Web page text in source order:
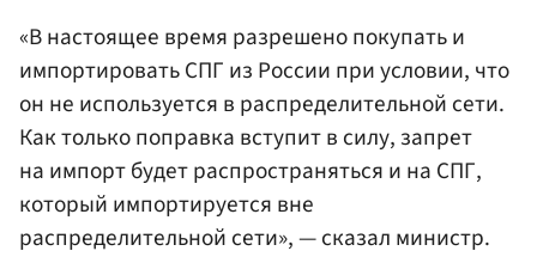
«В настоящее время разрешено покупать и
импортировать СПГ из России при условии, что
он не используется в распределительной сети.
Как только поправка вступит в силу, запрет
на импорт будет распространяться и на СПГ,
который импортируется вне
распределительной сети», — сказал министр.